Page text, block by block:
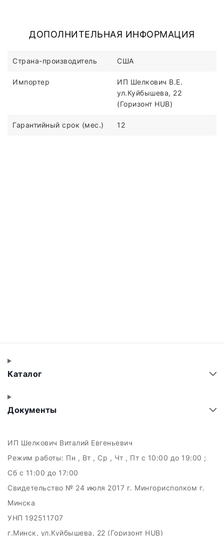
ДОПОЛНИТЕЛЬНАЯ ИНФОРМАЦИЯ
Страна-производитель США
Импортер
ИП Шелкович В.Е.
ул.Куйбышева, 22
(Горизонт HUB)
Гарантийный срок (мес.) 12
Каталог
Документы
ИП Шелкович Виталий Евгеньевич
Режим работы: Пн , Вт , Ср , Чт , Пт c 10:00 до 19:00 ;
Сб c 11:00 до 17:00
Свидетельство № 24 июля 2017 г. Мингорисполком г.
Минска
УНП 192511707
г.Минск, ул.Куйбышева, 22 (Горизонт HUB)